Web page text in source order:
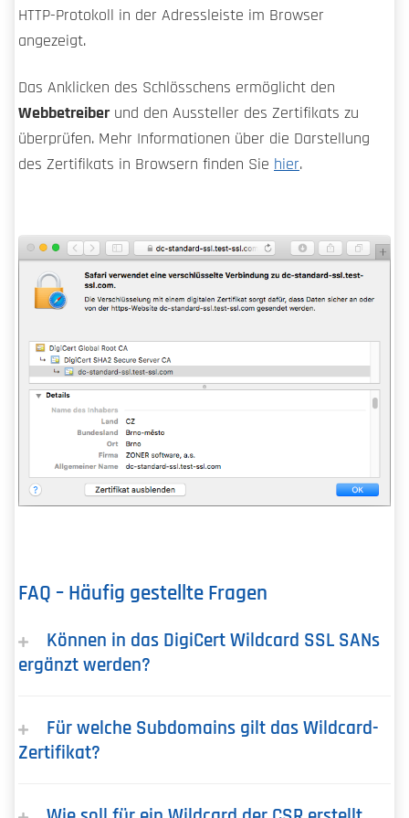
HTTP-Protokoll in der Adressleiste im Browser
angezeigt.
Das Anklicken des Schlösschens ermöglicht den
Webbetreiber und den Aussteller des Zertifikats zu
überprüfen. Mehr Informationen über die Darstellung
des Zertifikats in Browsern finden Sie hier.
FAQ – Häufig gestellte Fragen
Können in das DigiCert Wildcard SSL SANs
ergänzt werden?
Für welche Subdomains gilt das Wildcard-
Zertifikat?